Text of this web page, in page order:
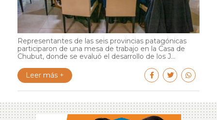
Representantes de las seis provincias patagónicas
participaron de una mesa de trabajo en la Casa de
Chubut, donde se evaluó el desarrollo de los J...
Leer más +